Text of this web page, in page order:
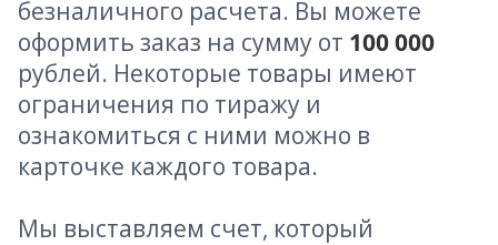
безналичного расчета. Вы можете
оформить заказ на сумму от 100 000
рублей. Некоторые товары имеют
ограничения по тиражу и
ознакомиться с ними можно в
карточке каждого товара.
Мы выставляем счет, который